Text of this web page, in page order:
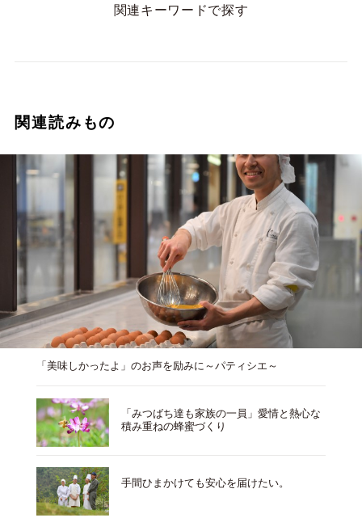
関連キーワードで探す
関連読みもの
「美味しかったよ」のお声を励みに～パティシエ～
「みつばち達も家族の一員」愛情と熱心な
積み重ねの蜂蜜づくり
手間ひまかけても安心を届けたい。